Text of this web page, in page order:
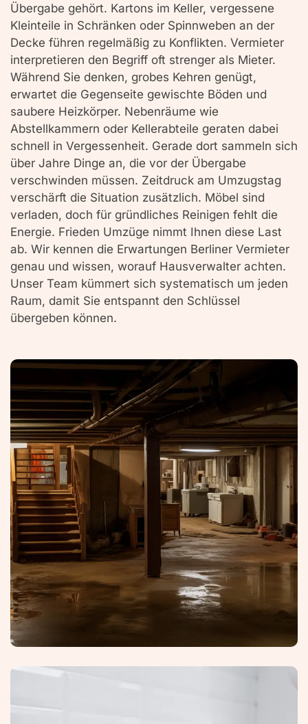
Übergabe gehört. Kartons im Keller, vergessene
Kleinteile in Schränken oder Spinnweben an der
Decke führen regelmäßig zu Konflikten. Vermieter
interpretieren den Begriff oft strenger als Mieter.
Während Sie denken, grobes Kehren genügt,
erwartet die Gegenseite gewischte Böden und
saubere Heizkörper. Nebenräume wie
Abstellkammern oder Kellerabteile geraten dabei
schnell in Vergessenheit. Gerade dort sammeln sich
über Jahre Dinge an, die vor der Übergabe
verschwinden müssen. Zeitdruck am Umzugstag
verschärft die Situation zusätzlich. Möbel sind
verladen, doch für gründliches Reinigen fehlt die
Energie. Frieden Umzüge nimmt Ihnen diese Last
ab. Wir kennen die Erwartungen Berliner Vermieter
genau und wissen, worauf Hausverwalter achten.
Unser Team kümmert sich systematisch um jeden
Raum, damit Sie entspannt den Schlüssel
übergeben können.